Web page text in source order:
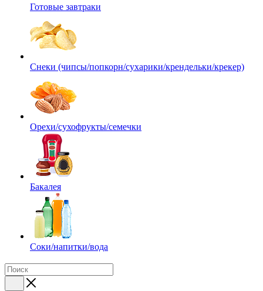
Готовые завтраки
Снеки (чипсы/попкорн/сухарики/крендельки/крекер)
Орехи/сухофрукты/семечки
Бакалея
Соки/напитки/вода